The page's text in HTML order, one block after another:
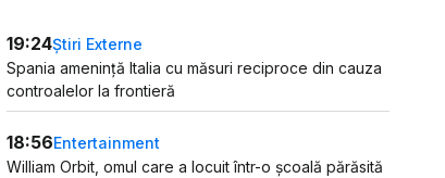
19:24Știri Externe
Spania amenință Italia cu măsuri reciproce din cauza
controalelor la frontieră
18:56Entertainment
William Orbit, omul care a locuit într-o școală părăsită